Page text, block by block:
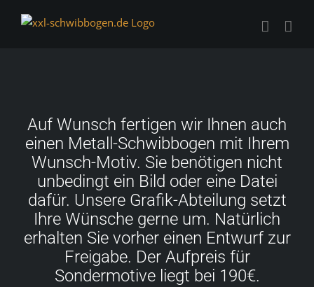
Inhalt
Auf Wunsch fertigen wir Ihnen auch
einen Metall-Schwibbogen mit Ihrem
Wunsch-Motiv. Sie benötigen nicht
unbedingt ein Bild oder eine Datei
dafür. Unsere Grafik-Abteilung setzt
Ihre Wünsche gerne um. Natürlich
erhalten Sie vorher einen Entwurf zur
Freigabe. Der Aufpreis für
Sondermotive liegt bei 190€.